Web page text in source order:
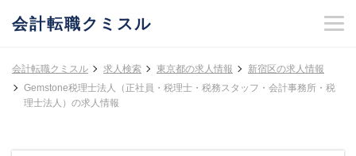
会計転職クミスル
会計転職クミスル 求人検索 東京都の求人情報
新宿区の求人情報
Gemstone税理士法人（正社員・税理士・税務スタッフ・会計事務所・税
理士法人）の求人情報